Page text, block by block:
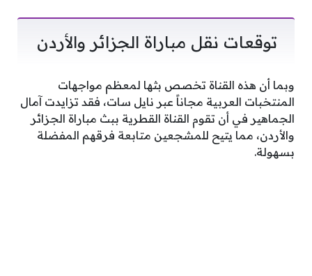
توقعات نقل مباراة الجزائر والأردن
وبما أن هذه القناة تخصص بثها لمعظم مواجهات
المنتخبات العربية مجاناً عبر نايل سات، فقد تزايدت آمال
الجماهير في أن تقوم القناة القطرية ببث مباراة الجزائر
والأردن، مما يتيح للمشجعين متابعة فرقهم المفضلة
بسهولة.